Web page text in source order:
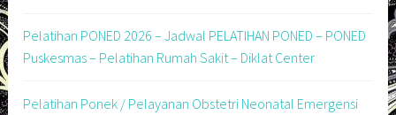
Pelatihan PONED 2026 – Jadwal PELATIHAN PONED – PONED
Puskesmas – Pelatihan Rumah Sakit – Diklat Center
Pelatihan Ponek / Pelayanan Obstetri Neonatal Emergensi